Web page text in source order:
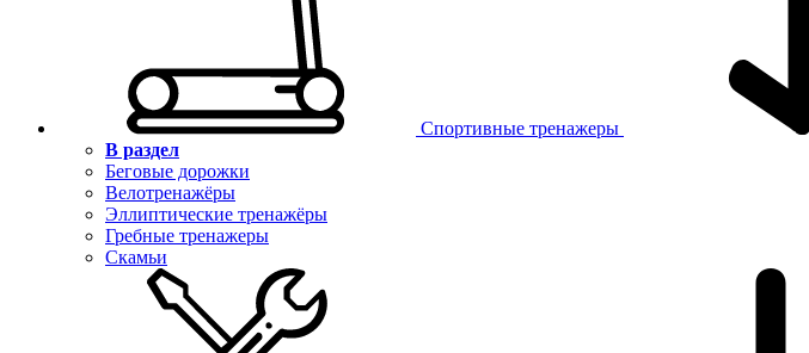
Спортивные тренажеры
В раздел
Беговые дорожки
Велотренажёры
Эллиптические тренажёры
Гребные тренажеры
Скамьи